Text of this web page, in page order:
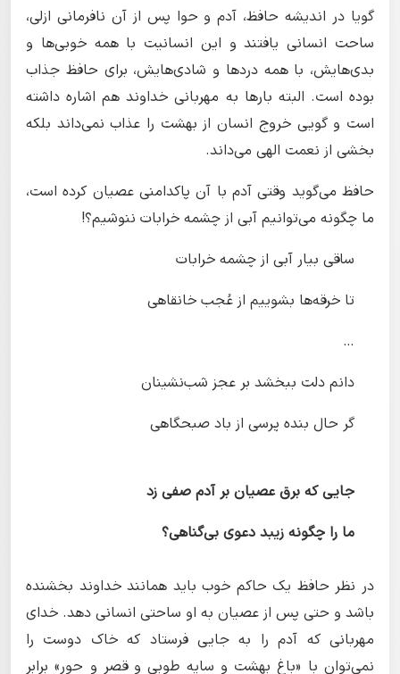
گویا در اندیشه حافظ، آدم و حوا پس از آن نافرمانی ازلی،
ساحت انسانی یافتند و این انسانیت با همه خوبی‌ها و
بدی‌هایش، با همه دردها و شادی‌هایش، برای حافظ جذاب
بوده است. البته بارها به مهربانی خداوند هم اشاره داشته
است و گویی خروج انسان از بهشت را عذاب نمی‌داند بلکه
بخشی از نعمت الهی می‌داند.
حافظ می‌گوید وقتی آدم با آن پاکدامنی عصیان کرده است،
ما چگونه می‌توانیم آبی از چشمه خرابات ننوشیم؟!
ساقی بیار آبی از چشمه خرابات
تا خرقه‌ها بشوییم از عُجب خانقاهی
…
دانم دلت ببخشد بر عجز شب‌نشینان
گر حال بنده پرسی از باد صبحگاهی
جایی که برق عصیان بر آدم صفی زد
ما را چگونه زیبد دعوی بی‌گناهی؟
در نظر حافظ یک حاکم خوب باید همانند خداوند بخشنده
باشد و حتی پس از عصیان به او ساحتی انسانی دهد. خدای
مهربانی که آدم را به جایی فرستاد که خاک دوست را
نمی‌توان با «باغِ بهشت و سایه طوبی و قصر و حور» برابر